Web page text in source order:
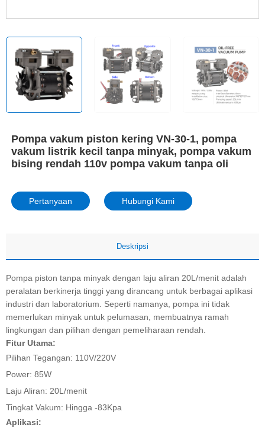
Pompa vakum piston kering VN-30-1, pompa
vakum listrik kecil tanpa minyak, pompa vakum
bising rendah 110v pompa vakum tanpa oli
Pertanyaan Hubungi Kami
Deskripsi
Pompa piston tanpa minyak dengan laju aliran 20L/menit adalah
peralatan berkinerja tinggi yang dirancang untuk berbagai aplikasi
industri dan laboratorium. Seperti namanya, pompa ini tidak
memerlukan minyak untuk pelumasan, membuatnya ramah
lingkungan dan pilihan dengan pemeliharaan rendah.
Fitur Utama:
Pilihan Tegangan: 110V/220V
Power: 85W
Laju Aliran: 20L/menit
Tingkat Vakum: Hingga -83Kpa
Aplikasi: